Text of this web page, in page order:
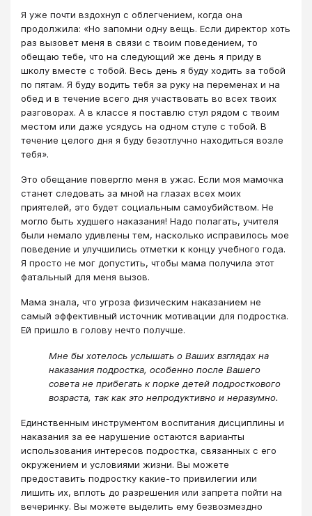
Я уже почти вздохнул с облегчением, когда она
продолжила: «Но запомни одну вещь. Если директор хоть
раз вызовет меня в связи с твоим поведением, то
обещаю тебе, что на следующий же день я приду в
школу вместе с тобой. Весь день я буду ходить за тобой
по пятам. Я буду водить тебя за руку на переменах и на
обед и в течение всего дня участвовать во всех твоих
разговорах. А в классе я поставлю стул рядом с твоим
местом или даже усядусь на одном стуле с тобой. В
течение целого дня я буду безотлучно находиться возле
тебя».
Это обещание повергло меня в ужас. Если моя мамочка
станет следовать за мной на глазах всех моих
приятелей, это будет социальным самоубийством. Не
могло быть худшего наказания! Надо полагать, учителя
были немало удивлены тем, насколько исправилось мое
поведение и улучшились отметки к концу учебного года.
Я просто не мог допустить, чтобы мама получила этот
фатальный для меня вызов.
Мама знала, что угроза физическим наказанием не
самый эффективный источник мотивации для подростка.
Ей пришло в голову нечто получше.
Мне бы хотелось услышать о Ваших взглядах на
наказания подростка, особенно после Вашего
совета не прибегать к порке детей подросткового
возраста, так как это непродуктивно и неразумно.
Единственным инструментом воспитания дисциплины и
наказания за ее нарушение остаются варианты
использования интересов подростка, связанных с его
окружением и условиями жизни. Вы можете
предоставить подростку какие-то привилегии или
лишить их, вплоть до разрешения или запрета пойти на
вечеринку. Вы можете выделить ему безвозмездно